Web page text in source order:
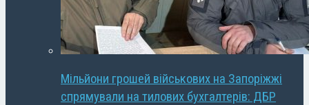
Мільйони грошей військових на Запоріжжі
спрямували на тилових бухгалтерів: ДБР